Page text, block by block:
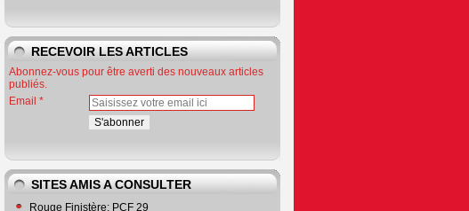
RECEVOIR LES ARTICLES
Abonnez-vous pour être averti des nouveaux articles
publiés.
Email
SITES AMIS A CONSULTER
Rouge Finistère: PCF 29